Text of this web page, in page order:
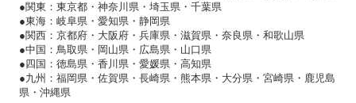
●関東：東京都・神奈川県・埼玉県・千葉県
●東海：岐阜県・愛知県・静岡県
●関西：京都府・大阪府・兵庫県・滋賀県・奈良県・和歌山県
●中国：鳥取県・岡山県・広島県・山口県
●四国：徳島県・香川県・愛媛県・高知県
●九州：福岡県・佐賀県・長崎県・熊本県・大分県・宮崎県・鹿児島
県・沖縄県